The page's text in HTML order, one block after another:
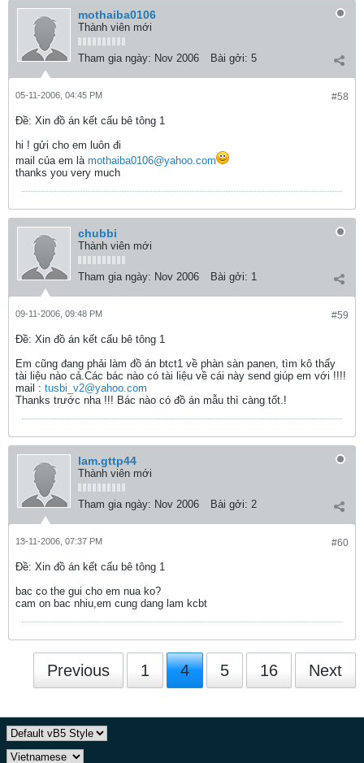
mothaiba0106
Thành viên mới
Tham gia ngày: Nov 2006 Bài gởi: 5
#58
05-11-2006, 04:45 PM
Ðề: Xin đồ án kết cấu bê tông 1
hi ! gửi cho em luôn đi
mail của em là mothaiba0106@yahoo.com
thanks you very much
chubbi
Thành viên mới
Tham gia ngày: Nov 2006 Bài gởi: 1
#59
09-11-2006, 09:48 PM
Ðề: Xin đồ án kết cấu bê tông 1
Em cũng đang phải làm đồ án btct1 về phàn sàn panen, tìm kô thấy
tài liệu nào cả.Các bác nào có tài liệu về cái này send giúp em với !!!!
mail : tusbi_v2@yahoo.com
Thanks trước nha !!! Bác nào có đồ án mẫu thì càng tốt.!
lam.gttp44
Thành viên mới
Tham gia ngày: Nov 2006 Bài gởi: 2
#60
13-11-2006, 07:37 PM
Ðề: Xin đồ án kết cấu bê tông 1
bac co the gui cho em nua ko?
cam on bac nhiu,em cung dang lam kcbt
Previous 1 4 5 16 Next